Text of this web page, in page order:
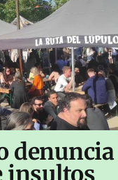
denuncia